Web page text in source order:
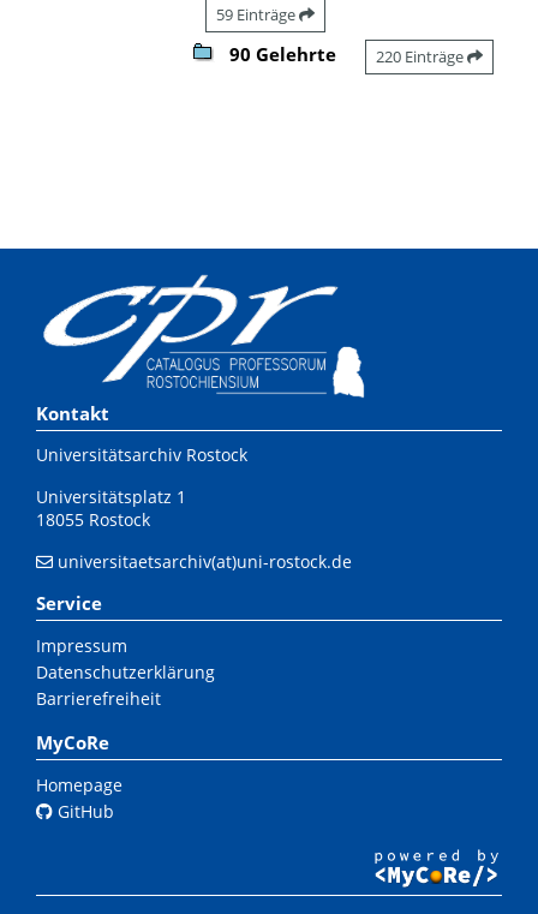
59 Einträge
90 Gelehrte 220 Einträge
Kontakt
Universitätsarchiv Rostock
Universitätsplatz 1
18055 Rostock
universitaetsarchiv(at)uni-rostock.de
Service
Impressum
Datenschutzerklärung
Barrierefreiheit
MyCoRe
Homepage
GitHub